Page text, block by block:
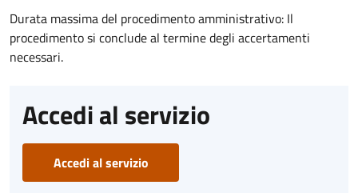
Durata massima del procedimento amministrativo: Il
procedimento si conclude al termine degli accertamenti
necessari.
Accedi al servizio
Accedi al servizio